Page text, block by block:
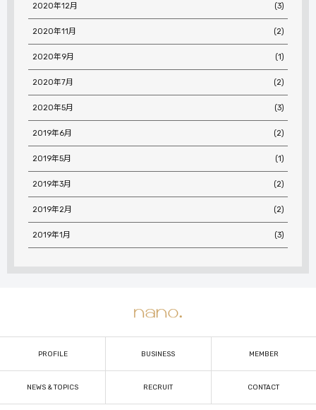
2020年12月 (3)
2020年11月 (2)
2020年9月 (1)
2020年7月 (2)
2020年5月 (3)
2019年6月 (2)
2019年5月 (1)
2019年3月 (2)
2019年2月 (2)
2019年1月 (3)
PROFILE BUSINESS MEMBER
NEWS & TOPICS RECRUIT CONTACT